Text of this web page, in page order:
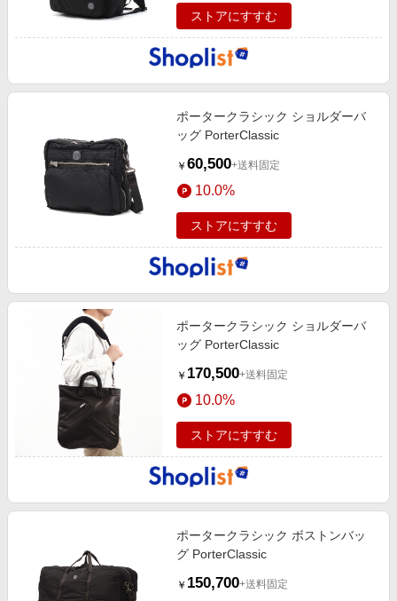
ストアにすすむ
ポータークラシック ショルダーバ
ッグ PorterClassic
￥ 60,500+送料固定
10.0%
ストアにすすむ
ポータークラシック ショルダーバ
ッグ PorterClassic
￥ 170,500+送料固定
10.0%
ストアにすすむ
ポータークラシック ボストンバッ
グ PorterClassic
￥ 150,700+送料固定